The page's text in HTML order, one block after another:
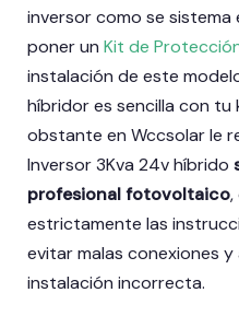
inversor como se sistema
poner un Kit de
instalación de este
híbridor es sencilla con
obstante en Wccsolar le
Inversor 3Kva 24v híbrido
profesional fotovoltaico,
estrictamente las
evitar malas conexiones
instalación incorrecta.